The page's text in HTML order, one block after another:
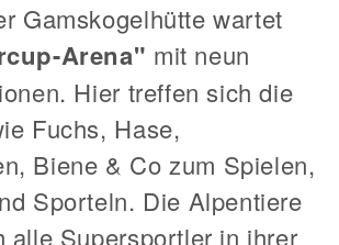
Gamskogelhütte wartet
Arena" mit neun
Hier treffen sich die
Fuchs, Hase,
Biene & Co zum Spielen,
Sporteln. Die Alpentiere
alle Supersportler in ihrer